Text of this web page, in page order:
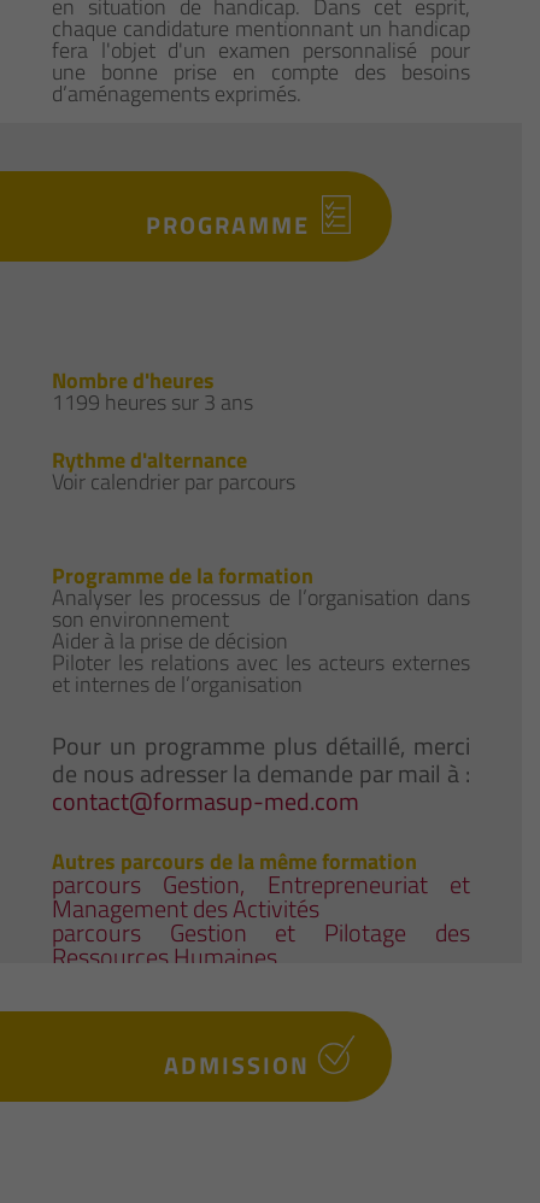
en situation de handicap. Dans cet esprit,
chaque candidature mentionnant un handicap
fera l'objet d'un examen personnalisé pour
une bonne prise en compte des besoins
d’aménagements exprimés.
PROGRAMME
Nombre d'heures
1199 heures sur 3 ans
Rythme d'alternance
Voir calendrier par parcours
Programme de la formation
Analyser les processus de l’organisation dans
son environnement
Aider à la prise de décision
Piloter les relations avec les acteurs externes
et internes de l’organisation
Pour un programme plus détaillé, merci
de nous adresser la demande par mail à :
contact@formasup-med.com
Autres parcours de la même formation
parcours Gestion, Entrepreneuriat et
Management des Activités
parcours Gestion et Pilotage des
Ressources Humaines
ADMISSION